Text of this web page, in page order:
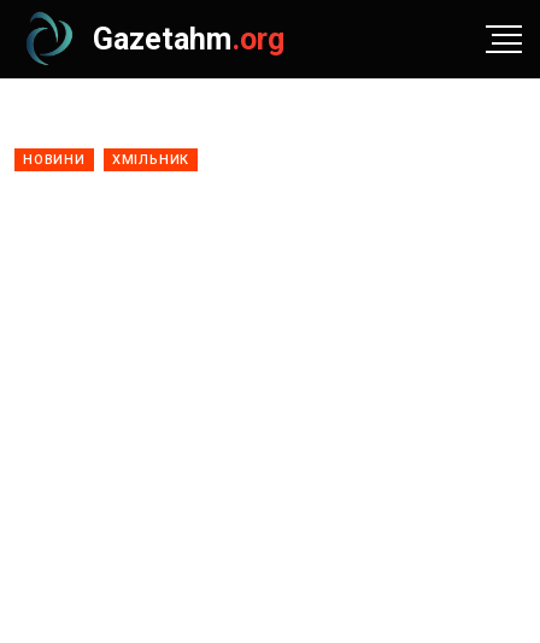
Gazetahm.org
НОВИНИ ХМІЛЬНИК